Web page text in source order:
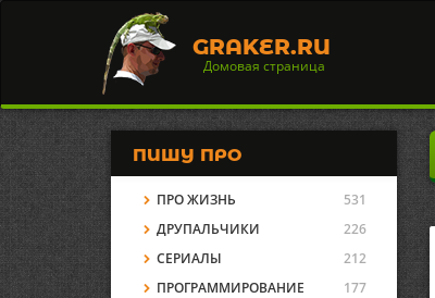
GRAKER.RU
Домовая страница
ПИШУ ПРО
ПРО ЖИЗНЬ
531
ДРУПАЛЬЧИКИ
226
СЕРИАЛЫ
212
ПРОГРАММИРОВАНИЕ
177